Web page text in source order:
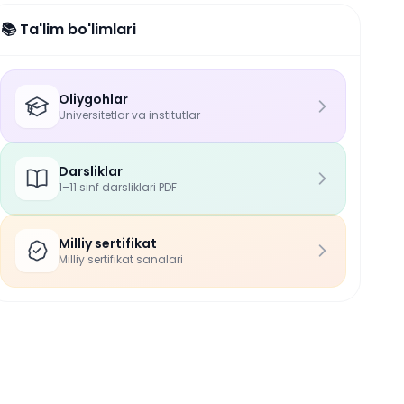
📚 Ta'lim bo'limlari
Oliygohlar
Universitetlar va institutlar
Darsliklar
1–11 sinf darsliklari PDF
Milliy sertifikat
Milliy sertifikat sanalari